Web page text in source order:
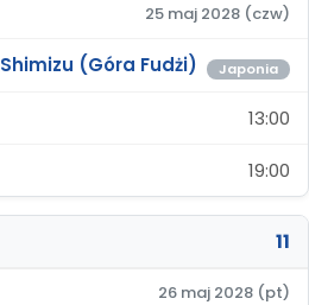
25 maj 2028 (czw)
Shimizu (Góra Fudżi) Japonia
13:00
19:00
11
26 maj 2028 (pt)